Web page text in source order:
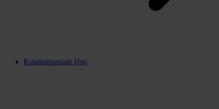
Kundanpassade Hus